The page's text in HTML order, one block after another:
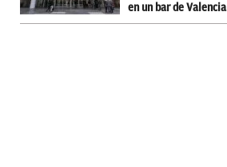
en un bar de Valencia